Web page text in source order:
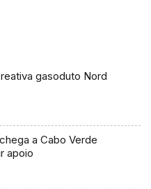
gasoduto Nord
a Cabo Verde
apoio